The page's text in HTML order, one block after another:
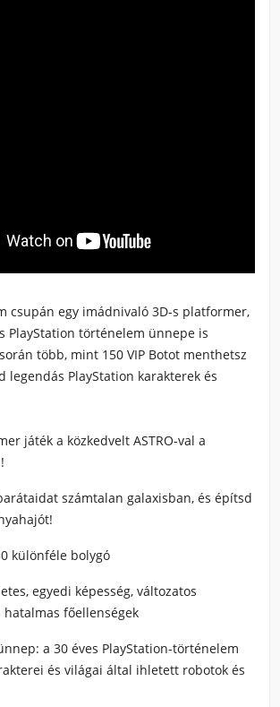
csupán egy imádnivaló 3D-s platformer,
PlayStation történelem ünnepe is
több, mint 150 VIP Botot menthetsz
legendás PlayStation karakterek és
játék a közkedvelt ASTRO-val a
számtalan galaxisban, és építsd
különféle bolygó
egyedi képesség, változatos
főellenségek
a 30 éves PlayStation-történelem
és világai által ihletett robotok és